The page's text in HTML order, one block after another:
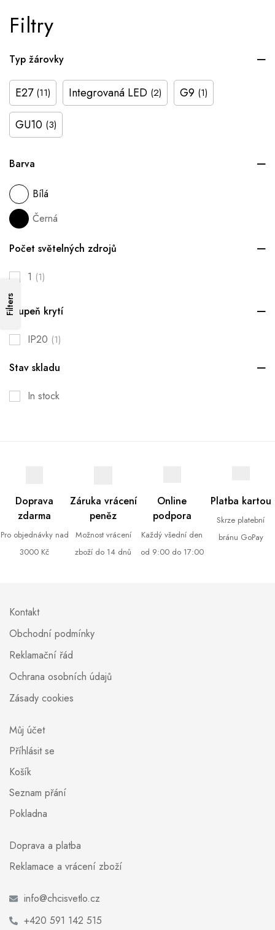
Filtry
Typ žárovky
E27 (11) Integrovaná LED (2) G9 (1)
GU10 (3)
Barva
Bílá
Černá
Počet světelných zdrojů
1 (1)
Stupeň krytí
IP20 (1)
Stav skladu
In stock
Filters
Doprava
zdarma
Pro objednávky nad
3000 Kč
Záruka vrácení
peněz
Možnost vrácení
zboží do 14 dnů
Online
podpora
Každý všední den
od 9:00 do 17:00
Platba kartou
Skrze platební
bránu GoPay
Kontakt
Obchodní podmínky
Reklamační řád
Ochrana osobních údajů
Zásady cookies
Můj účet
Příhlásit se
Košík
Seznam přání
Pokladna
Doprava a platba
Reklamace a vrácení zboží
info@chcisvetlo.cz
+420 591 142 515